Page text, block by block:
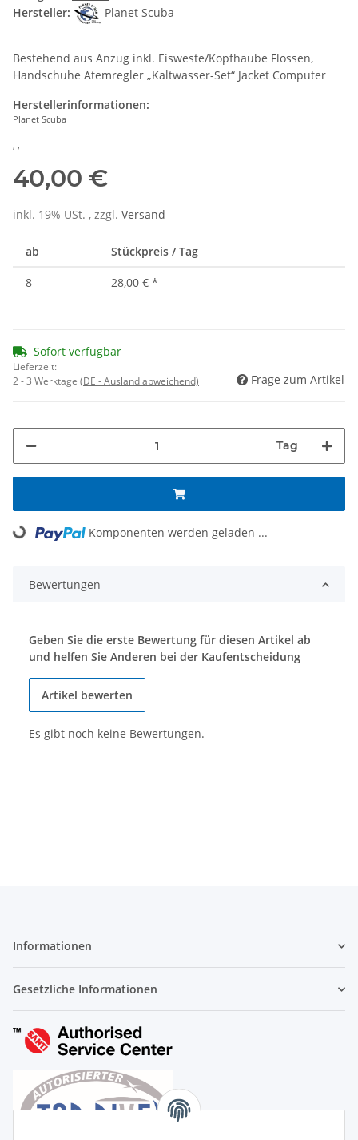
Hersteller:
Planet Scuba
Bestehend aus Anzug inkl. Eisweste/Kopfhaube Flossen,
Handschuhe Atemregler „Kaltwasser-Set“ Jacket Computer
Herstellerinformationen:
Planet Scuba
, ,
40,00 €
inkl. 19% USt. , zzgl. Versand
ab Stückpreis / Tag
8 28,00 € *
Sofort verfügbar
Lieferzeit:
2 - 3 Werktage (DE - Ausland abweichend) Frage zum Artikel
Tag
Loading... Komponenten werden geladen ...
Bewertungen
Geben Sie die erste Bewertung für diesen Artikel ab
und helfen Sie Anderen bei der Kaufentscheidung
Artikel bewerten
Es gibt noch keine Bewertungen.
Informationen
Gesetzliche Informationen